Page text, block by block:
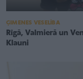
ĢIMENES VESELĪBA
Rīgā, Valmierā un
Klauni